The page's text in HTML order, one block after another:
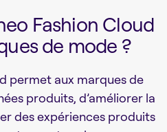
Fashion Cloud
de mode ?
permet aux marques de
produits, d’améliorer la
des expériences produits